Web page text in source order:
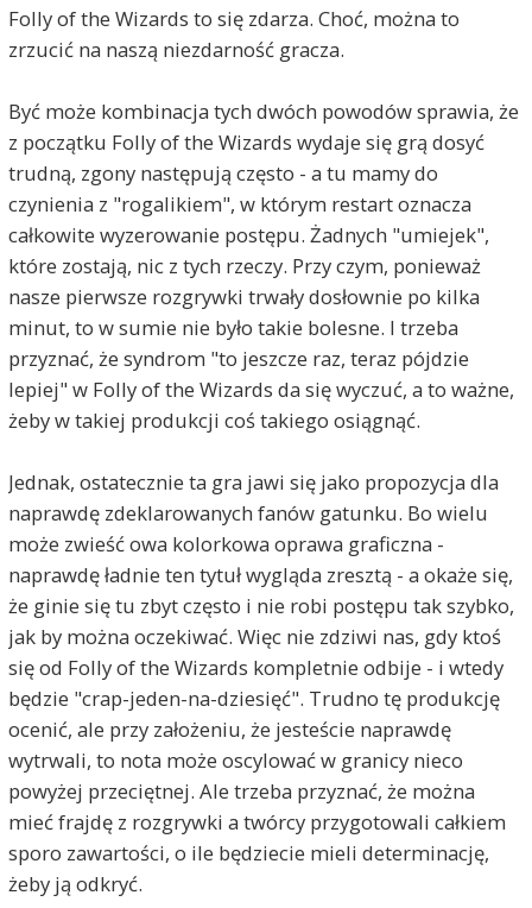
Folly of the Wizards to się zdarza. Choć, można to
zrzucić na naszą niezdarność gracza.
Być może kombinacja tych dwóch powodów sprawia, że
z początku Folly of the Wizards wydaje się grą dosyć
trudną, zgony następują często - a tu mamy do
czynienia z "rogalikiem", w którym restart oznacza
całkowite wyzerowanie postępu. Żadnych "umiejek",
które zostają, nic z tych rzeczy. Przy czym, ponieważ
nasze pierwsze rozgrywki trwały dosłownie po kilka
minut, to w sumie nie było takie bolesne. I trzeba
przyznać, że syndrom "to jeszcze raz, teraz pójdzie
lepiej" w Folly of the Wizards da się wyczuć, a to ważne,
żeby w takiej produkcji coś takiego osiągnąć.
Jednak, ostatecznie ta gra jawi się jako propozycja dla
naprawdę zdeklarowanych fanów gatunku. Bo wielu
może zwieść owa kolorkowa oprawa graficzna -
naprawdę ładnie ten tytuł wygląda zresztą - a okaże się,
że ginie się tu zbyt często i nie robi postępu tak szybko,
jak by można oczekiwać. Więc nie zdziwi nas, gdy ktoś
się od Folly of the Wizards kompletnie odbije - i wtedy
będzie "crap-jeden-na-dziesięć". Trudno tę produkcję
ocenić, ale przy założeniu, że jesteście naprawdę
wytrwali, to nota może oscylować w granicy nieco
powyżej przeciętnej. Ale trzeba przyznać, że można
mieć frajdę z rozgrywki a twórcy przygotowali całkiem
sporo zawartości, o ile będziecie mieli determinację,
żeby ją odkryć.